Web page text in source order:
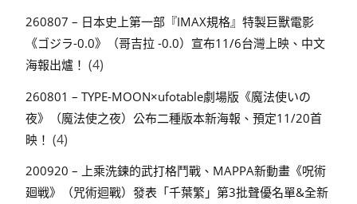
260807 – 日本史上第一部『IMAX規格』特製巨獸電影
《ゴジラ-0.0》（哥吉拉 -0.0）宣布11/6台灣上映、中文
海報出爐！ (4)
260801 – TYPE-MOON×ufotable劇場版《魔法使いの
夜》（魔法使之夜）公布二種版本新海報、預定11/20首
映！ (4)
200920 – 上乘洗鍊的武打格鬥戰、MAPPA新動畫《呪術
廻戦》（咒術迴戰）發表「千葉繁」第3批聲優名單&全新